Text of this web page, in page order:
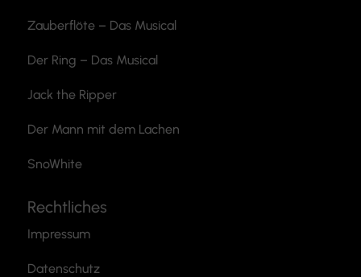
Zauberflöte – Das Musical
Der Ring – Das Musical
Jack the Ripper
Der Mann mit dem Lachen
SnoWhite
Rechtliches
Impressum
Datenschutz